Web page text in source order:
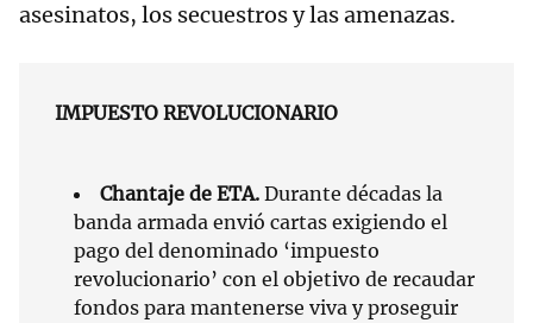
asesinatos, los secuestros y las amenazas.
IMPUESTO REVOLUCIONARIO
Chantaje de ETA. Durante décadas la
banda armada envió cartas exigiendo el
pago del denominado ‘impuesto
revolucionario’ con el objetivo de recaudar
fondos para mantenerse viva y proseguir